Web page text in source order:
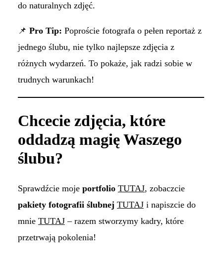
do naturalnych zdjęć.
📌 Pro Tip: Poproście fotografa o pełen reportaż z
jednego ślubu, nie tylko najlepsze zdjęcia z
różnych wydarzeń. To pokaże, jak radzi sobie w
trudnych warunkach!
Chcecie zdjęcia, które
oddadzą magię Waszego
ślubu?
Sprawdźcie moje portfolio TUTAJ, zobaczcie
pakiety fotografii ślubnej TUTAJi napiszcie do
mnie TUTAJ– razem stworzymy kadry, które
przetrwają pokolenia!